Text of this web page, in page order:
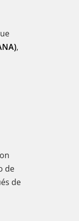
,
de
de